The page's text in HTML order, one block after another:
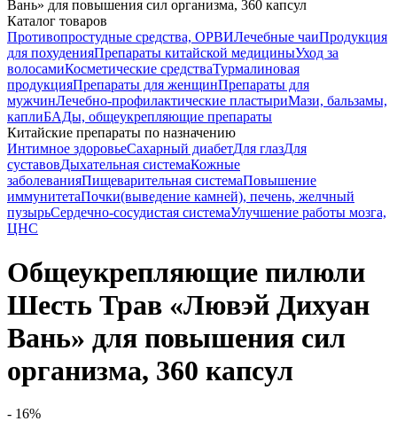
Вань» для повышения сил организма, 360 капсул
Каталог товаров
Противопростудные средства, ОРВИЛечебные чаиПродукция
для похуденияПрепараты китайской медициныУход за
волосамиКосметические средстваТурмалиновая
продукцияПрепараты для женщинПрепараты для
мужчинЛечебно-профилактические пластыриМази, бальзамы,
каплиБАДы, общеукрепляющие препараты
Китайские препараты по назначению
Интимное здоровьеCахарный диабетДля глазДля
суставовДыхательная системаКожные
заболеванияПищеварительная системаПовышение
иммунитетаПочки(выведение камней), печень, желчный
пузырьСердечно-сосудистая системаУлучшение работы мозга,
ЦНС
Общеукрепляющие пилюли
Шесть Трав «Лювэй Дихуан
Вань» для повышения сил
организма, 360 капсул
- 16%